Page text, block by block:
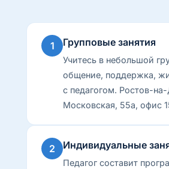
1 Групповые занятия
Учитесь в небольшой
общение, поддержка,
с педагогом. Ростов-
Московская, 55а, офис
2 Индивидуальные
Педагог составит